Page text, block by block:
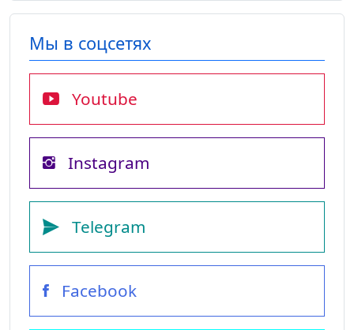
Мы в соцсетях
Youtube
Instagram
Telegram
Facebook